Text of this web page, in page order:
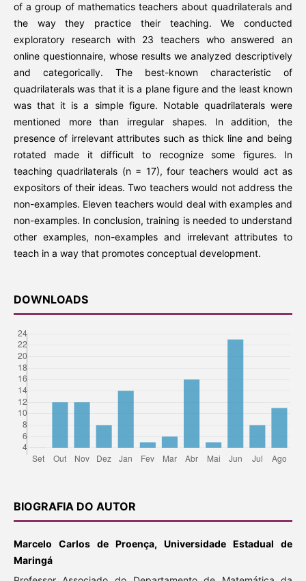
of a group of mathematics teachers about quadrilaterals and
the way they practice their teaching. We conducted
exploratory research with 23 teachers who answered an
online questionnaire, whose results we analyzed descriptively
and categorically. The best-known characteristic of
quadrilaterals was that it is a plane figure and the least known
was that it is a simple figure. Notable quadrilaterals were
mentioned more than irregular shapes. In addition, the
presence of irrelevant attributes such as thick line and being
rotated made it difficult to recognize some figures. In
teaching quadrilaterals (n = 17), four teachers would act as
expositors of their ideas. Two teachers would not address the
non-examples. Eleven teachers would deal with examples and
non-examples. In conclusion, training is needed to understand
other examples, non-examples and irrelevant attributes to
teach in a way that promotes conceptual development.
DOWNLOADS
BIOGRAFIA DO AUTOR
Marcelo Carlos de Proença, Universidade Estadual de
Maringá